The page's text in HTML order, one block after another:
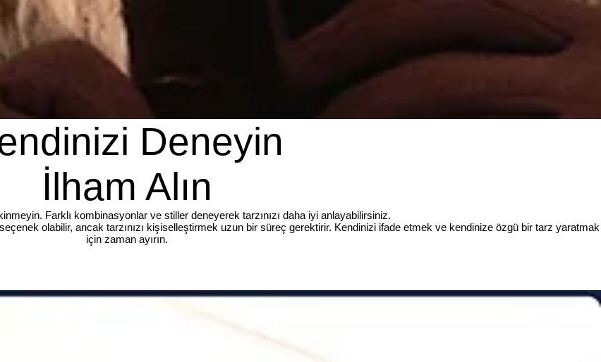
Deneyin
İlham Alın
Farklı kombinasyonlar ve stiller deneyerek tarzınızı daha iyi anlayabilirsiniz.
olabilir, ancak tarzınızı kişiselleştirmek uzun bir süreç gerektirir. Kendinizi ifade etmek ve kendinize özgü bir tarz yaratmak
için zaman ayırın.